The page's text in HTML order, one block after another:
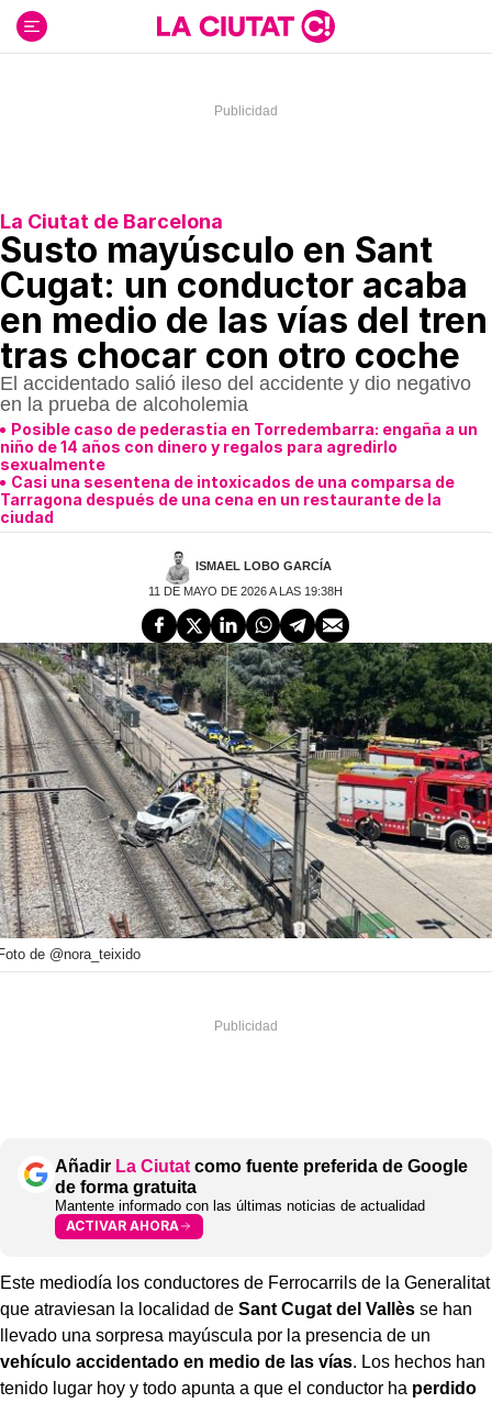
contenido
La Ciutat de Barcelona
Susto mayúsculo en Sant
Cugat: un conductor acaba
en medio de las vías del tren
tras chocar con otro coche
El accidentado salió ileso del accidente y dio negativo
en la prueba de alcoholemia
Posible caso de pederastia en Torredembarra: engaña a un
niño de 14 años con dinero y regalos para agredirlo
sexualmente
Casi una sesentena de intoxicados de una comparsa de
Tarragona después de una cena en un restaurante de la
ciudad
ISMAEL LOBO GARCÍA
11 DE MAYO DE 2026 A LAS 19:38H
de @nora_teixido
Añadir La Ciutat como fuente preferida de Google
de forma gratuita
Mantente informado con las últimas noticias de actualidad
ACTIVAR AHORA
Este mediodía los conductores de Ferrocarrils de la Generalitat
que atraviesan la localidad de Sant Cugat del Vallès se han
llevado una sorpresa mayúscula por la presencia de un
vehículo accidentado en medio de las vías. Los hechos han
tenido lugar hoy y todo apunta a que el conductor ha perdido